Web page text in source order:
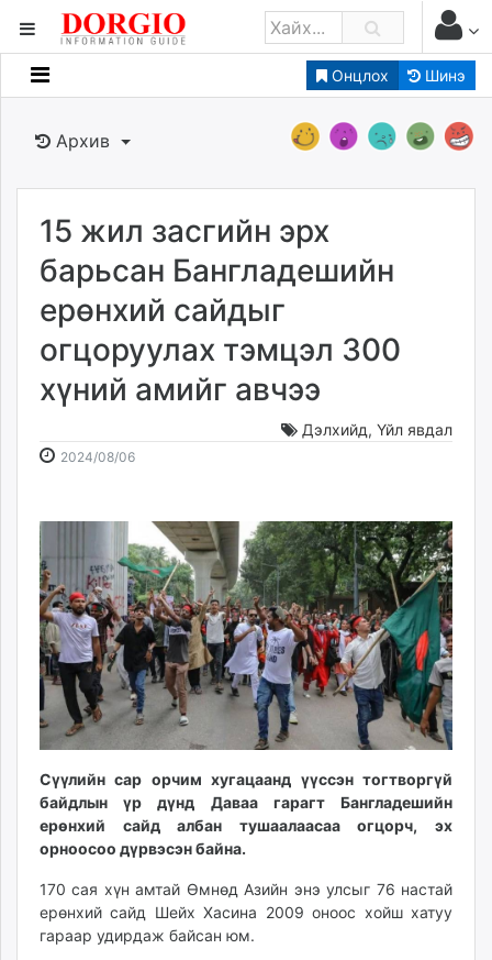
Онцлох Шинэ
Мэдээллийн
Банк санхүү
Бизнес ААН
Төрийн
dorgio.mn
Gogo.mn
news.mn
Baabar.mn
mnb.mn
Livetv.mn
Eguur.mn
24tsag.mn
shuud.mn
eagle.mn
ergelt.mn
zarig.mn
zuv.mn
mminfo.mn
ugluu.mn
unen.mn
asu.mn
shudarga.mn
Архив
15 жил засгийн эрх
барьсан Бангладешийн
ерөнхий сайдыг
огцоруулах тэмцэл 300
хүний амийг авчээ
Дэлхийд, Үйл явдал
2024/08/062024-
09:35:28
2026-
20:27:26
Сүүлийн сар орчим хугацаанд үүссэн тогтворгүй
байдлын үр дүнд Даваа гарагт Бангладешийн
ерөнхий сайд албан тушаалаасаа огцорч, эх
орноосоо дүрвэсэн байна.
170 сая хүн амтай Өмнөд Азийн энэ улсыг 76 настай
ерөнхий сайд Шейх Хасина 2009 оноос хойш хатуу
гараар удирдаж байсан юм.